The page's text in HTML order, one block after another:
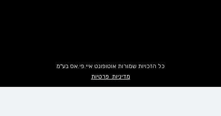
כל הזכויות שמורות אוטופונט איי.פי.אס בע"מ
מדיניות פרטיות